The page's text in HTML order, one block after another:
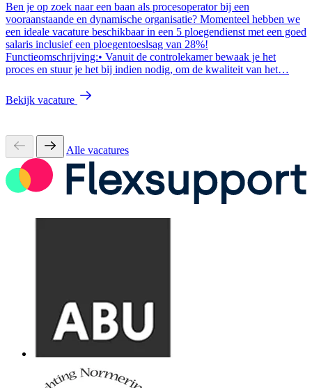
Ben je op zoek naar een baan als procesoperator bij een
vooraanstaande en dynamische organisatie? Momenteel hebben we
een ideale vacature beschikbaar in een 5 ploegendienst met een goed
salaris inclusief een ploegentoeslsag van 28%!
Functieomschrijving:• Vanuit de controlekamer bewaak je het
proces en stuur je het bij indien nodig, om de kwaliteit van het…
Bekijk vacature
Alle vacatures